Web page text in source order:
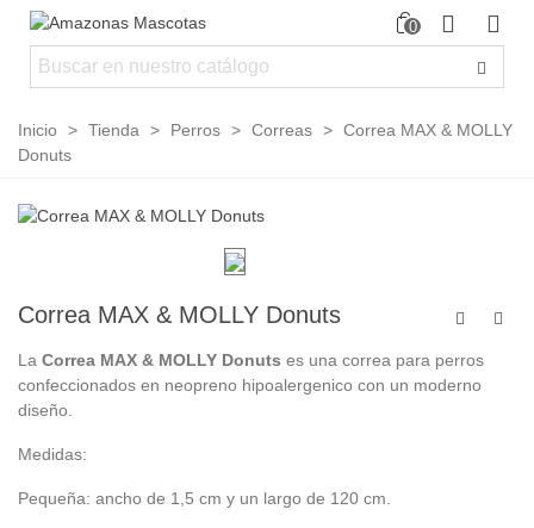
0
Inicio > Tienda > Perros > Correas > Correa MAX & MOLLY
Donuts
Correa MAX & MOLLY Donuts
La Correa MAX & MOLLY Donuts es una correa para perros
confeccionados en neopreno hipoalergenico con un moderno
diseño.
Medidas:
Pequeña: ancho de 1,5 cm y un largo de 120 cm.